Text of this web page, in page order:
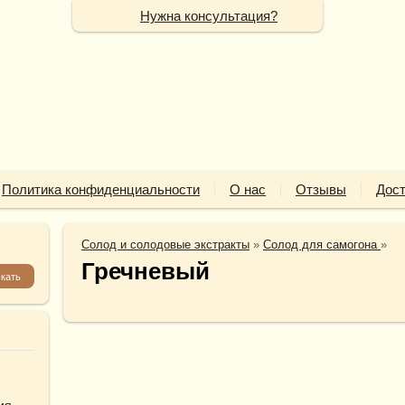
Политика конфиденциальности О нас Отзывы
Солод и солодовые экстракты » Солод для самогона »
Гречневый
Нужна консультация?